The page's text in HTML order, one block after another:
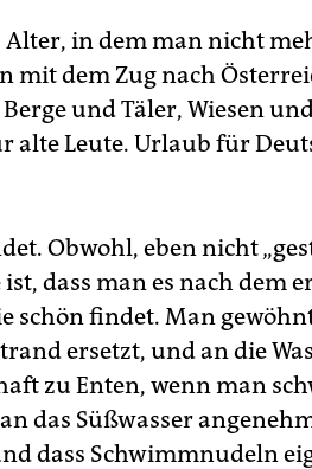
in dem man nicht
mit dem Zug nach
und Täler, Wiesen
alte Leute. Urlaub für
Obwohl, eben nicht
dass man es nach dem
schön findet. Man
ersetzt, und an die
zu Enten, wenn man
das Süßwasser
dass Schwimmnudeln